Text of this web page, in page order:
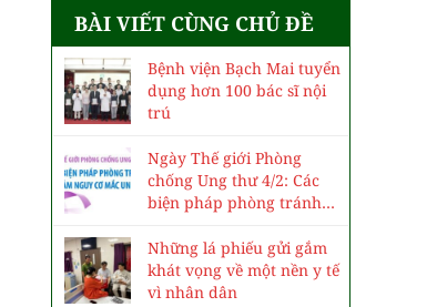
BÀI VIẾT CÙNG CHỦ ĐỀ
Bệnh viện Bạch Mai tuyển
dụng hơn 100 bác sĩ nội
trú
Ngày Thế giới Phòng
chống Ung thư 4/2: Các
biện pháp phòng tránh
thư
Những lá phiếu gửi gắm
khát vọng về một nền y tế
vì nhân dân